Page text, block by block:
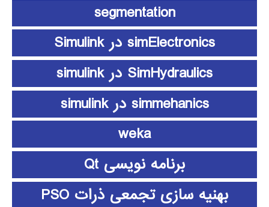
segmentation
simElectronics در Simulink
SimHydraulics در simulink
simmehanics در simulink
weka
برنامه نویسی Qt
بهنیه سازی تجمعی ذرات PSO